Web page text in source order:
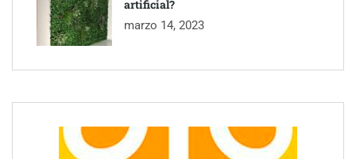
artificial?
marzo 14, 2023